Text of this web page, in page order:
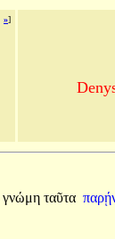
»]
γνώμη ταῦτα